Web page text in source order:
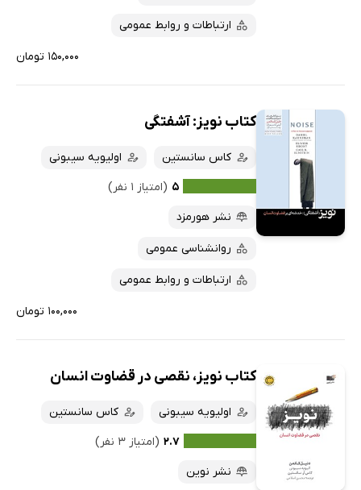
ارتباطات و روابط عمومی
۱۵۰,۰۰۰ تومان
کتاب نویز: آشفتگی
کاس سانستین
اولیویه سیبونی
۵ (امتیاز ۱ نفر)
نشر هورمزد
روانشناسی عمومی
ارتباطات و روابط عمومی
۱۰۰,۰۰۰ تومان
کتاب نویز، نقصی در قضاوت انسان
اولیویه سیبونی
کاس سانستین
۲.۷ (امتیاز ۳ نفر)
نشر نوین